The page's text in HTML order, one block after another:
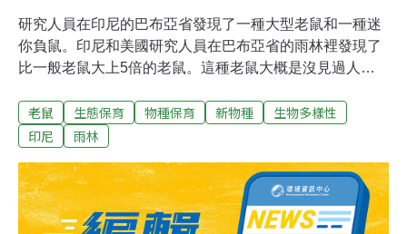
研究人員在印尼的巴布亞省發現了一種大型老鼠和一種迷
你負鼠。印尼和美國研究人員在巴布亞省的雨林裡發現了
比一般老鼠大上5倍的老鼠。這種老鼠大概是沒見過人，
鼠去拜訪過好幾次。至於新發現的負鼠據說是世界上最小
的有袋動物。研究人員發現這兩個新物種的地方在巴布亞
地方是被遺忘的世界。
老鼠 生態保育 物種保育 新物種
生物多樣性
印尼
雨林